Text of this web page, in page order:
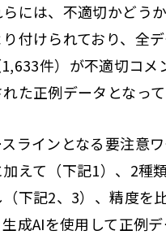
には、不適切かどう
付けられており、全
件）が不適切コメ
た正例データとなって
ラインとなる要注意
えて（下記1）、2種
下記2、3）、精度を
成AIを使用して正例